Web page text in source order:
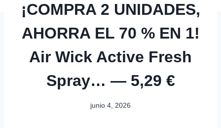
¡COMPRA 2 UNIDADES,
AHORRA EL 70 % EN 1!
Air Wick Active Fresh
Spray… — 5,29 €
junio 4, 2026